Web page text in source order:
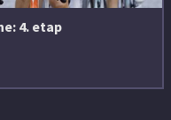
4. etap